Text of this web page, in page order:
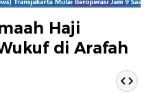
Haji
di Arafah